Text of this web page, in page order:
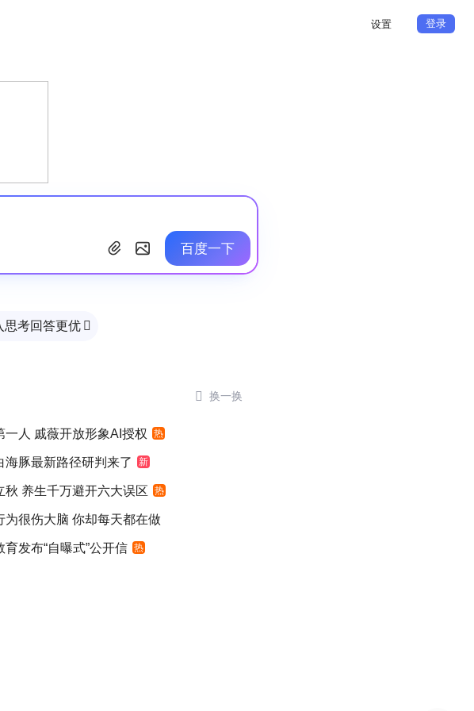
设置 登录
百度一下
思考回答更优 
 换一换
一人 戚薇开放形象AI授权 热
海豚最新路径研判来了 新
秋 养生千万避开六大误区 热
为很伤大脑 你却每天都在做
育发布“自曝式”公开信 热